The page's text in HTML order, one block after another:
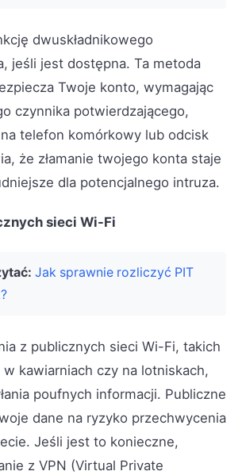
dwuskładnikowego
jeśli jest dostępna. Ta metoda
Twoje konto, wymagając
czynnika potwierdzającego,
telefon komórkowy lub odcisk
że złamanie twojego konta staje
dla potencjalnego intruza.
sieci Wi-Fi
Jak sprawnie rozliczyć PIT
z publicznych sieci Wi-Fi, takich
kawiarniach czy na lotniskach,
poufnych informacji. Publiczne
dane na ryzyko przechwycenia
Jeśli jest to konieczne,
z VPN (Virtual Private